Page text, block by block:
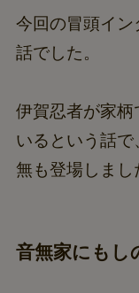
今回の冒頭イ
話でした。
伊賀忍者が家柄
いるという話
無も登場しまし
音無家にもし